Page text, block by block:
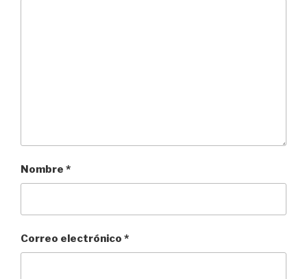
Nombre *
Correo electrónico *